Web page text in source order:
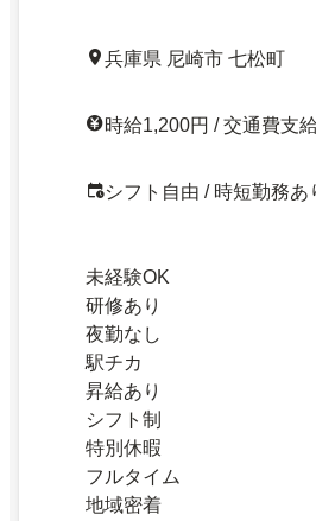
兵庫県 尼崎市 七松町
時給1,200円 / 交通費支
シフト自由 / 時短勤務
未経験OK
研修あり
夜勤なし
駅チカ
昇給あり
シフト制
特別休暇
フルタイム
地域密着